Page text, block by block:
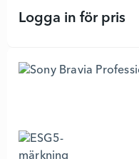
Logga in för pris